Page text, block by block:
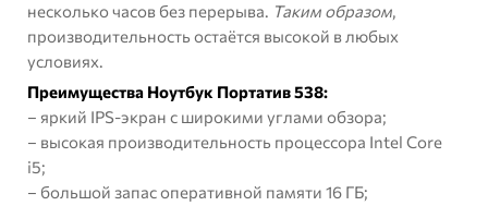
несколько часов без перерыва. Таким образом,
производительность остаётся высокой в любых
условиях.
Преимущества Ноутбук Портатив 538:
– яркий IPS-экран с широкими углами обзора;
– высокая производительность процессора Intel Core
i5;
– большой запас оперативной памяти 16 ГБ;